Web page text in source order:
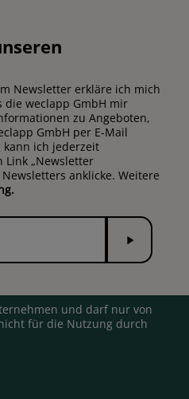
Newsletter erkläre ich mich
die weclapp GmbH mir
zu Angeboten,
GmbH per E-Mail
kann ich jederzeit
„Newsletter
anklicke. Weitere
Senden
und darf nur von
für die Nutzung durch